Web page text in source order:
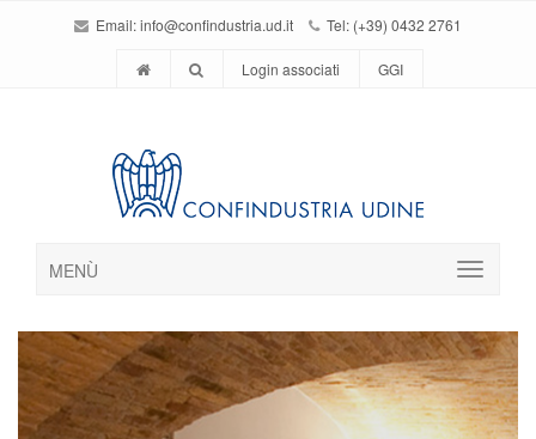
Email:info@confindustria.ud.it Tel: (+39) 0432 2761
Login associati GGI
MENÙ